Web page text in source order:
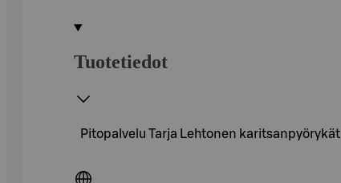
Tuotetiedot
Pitopalvelu Tarja Lehtonen karitsanpyörykät